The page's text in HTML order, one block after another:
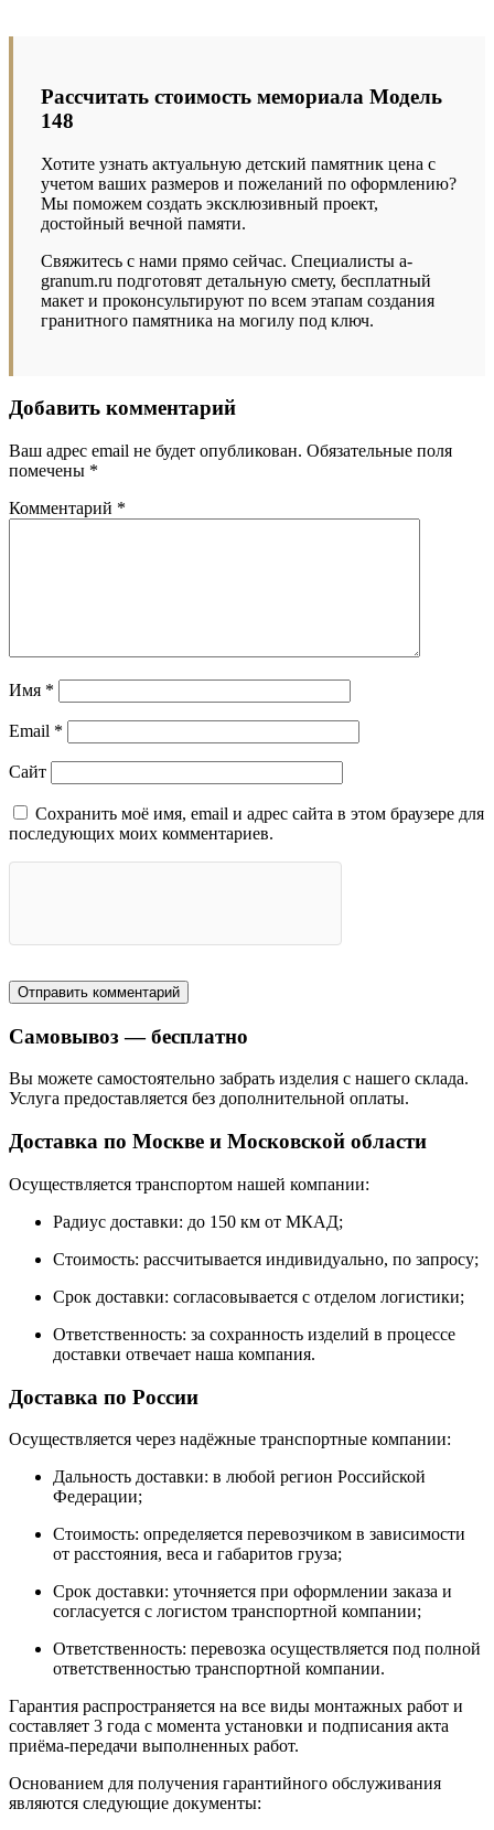
Рассчитать стоимость мемориала Модель
148
Хотите узнать актуальную детский памятник цена с
учетом ваших размеров и пожеланий по оформлению?
Мы поможем создать эксклюзивный проект,
достойный вечной памяти.
Свяжитесь с нами прямо сейчас. Специалисты a-
granum.ru подготовят детальную смету, бесплатный
макет и проконсультируют по всем этапам создания
гранитного памятника на могилу под ключ.
Добавить комментарий
Ваш адрес email не будет опубликован. Обязательные поля
помечены *
Комментарий *
Имя *
Email *
Сайт
Сохранить моё имя, email и адрес сайта в этом браузере для
последующих моих комментариев.
Самовывоз — бесплатно
Вы можете самостоятельно забрать изделия с нашего склада.
Услуга предоставляется без дополнительной оплаты.
Доставка по Москве и Московской области
Осуществляется транспортом нашей компании:
Радиус доставки: до 150 км от МКАД;
Стоимость: рассчитывается индивидуально, по запросу;
Срок доставки: согласовывается с отделом логистики;
Ответственность: за сохранность изделий в процессе
доставки отвечает наша компания.
Доставка по России
Осуществляется через надёжные транспортные компании:
Дальность доставки: в любой регион Российской
Федерации;
Стоимость: определяется перевозчиком в зависимости
от расстояния, веса и габаритов груза;
Срок доставки: уточняется при оформлении заказа и
согласуется с логистом транспортной компании;
Ответственность: перевозка осуществляется под полной
ответственностью транспортной компании.
Гарантия распространяется на все виды монтажных работ и
составляет 3 года с момента установки и подписания акта
приёма-передачи выполненных работ.
Основанием для получения гарантийного обслуживания
являются следующие документы: